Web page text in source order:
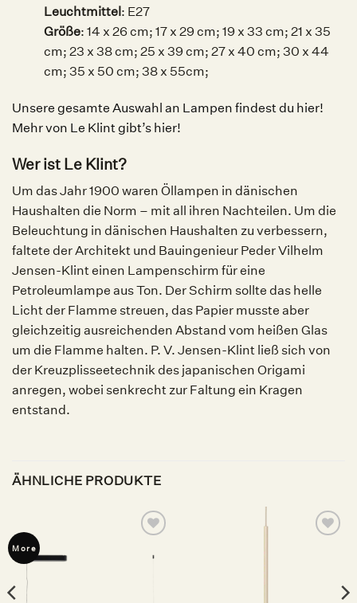
Leuchtmittel: E27
Größe: 14 x 26 cm; 17 x 29 cm; 19 x 33 cm; 21 x 35
cm; 23 x 38 cm; 25 x 39 cm; 27 x 40 cm; 30 x 44
cm; 35 x 50 cm; 38 x 55cm;
Unsere gesamte Auswahl an Lampen findest du hier!
Mehr von Le Klint gibt’s hier!
Wer ist Le Klint?
Um das Jahr 1900 waren Öllampen in dänischen
Haushalten die Norm – mit all ihren Nachteilen. Um die
Beleuchtung in dänischen Haushalten zu verbessern,
faltete der Architekt und Bauingenieur Peder Vilhelm
Jensen-Klint einen Lampenschirm für eine
Petroleumlampe aus Ton. Der Schirm sollte das helle
Licht der Flamme streuen, das Papier musste aber
gleichzeitig ausreichenden Abstand vom heißen Glas
um die Flamme halten. P. V. Jensen-Klint ließ sich von
der Kreuzplisseetechnik des japanischen Origami
anregen, wobei senkrecht zur Faltung ein Kragen
entstand.
ÄHNLICHE PRODUKTE
More
Wunschliste